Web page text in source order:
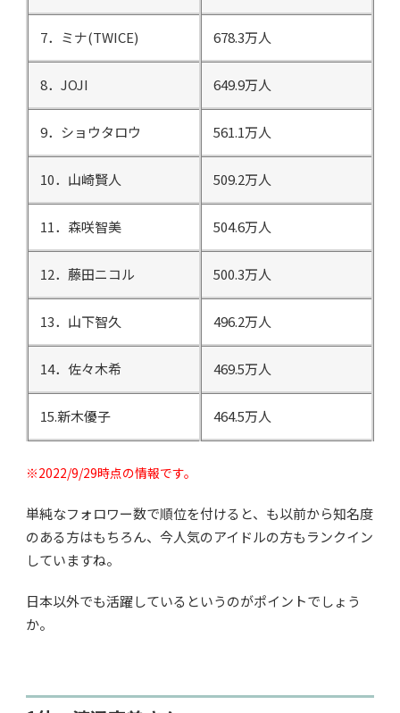
7．ミナ(TWICE) 678.3万人
8．JOJI 649.9万人
9．ショウタロウ 561.1万人
10．山崎賢人 509.2万人
11．森咲智美 504.6万人
12．藤田ニコル 500.3万人
13．山下智久 496.2万人
14．佐々木希 469.5万人
15.新木優子 464.5万人
※2022/9/29時点の情報です。
単純なフォロワー数で順位を付けると、も以前から知名度
のある方はもちろん、今人気のアイドルの方もランクイン
していますね。
日本以外でも活躍しているというのがポイントでしょう
か。